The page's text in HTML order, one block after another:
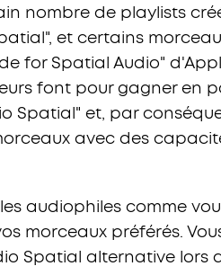
nombre de playlists
et certains
for Spatial Audio"
font pour gagner en
Spatial" et, par
avec des
audiophiles comme
morceaux préférés.
Spatial alternative lors